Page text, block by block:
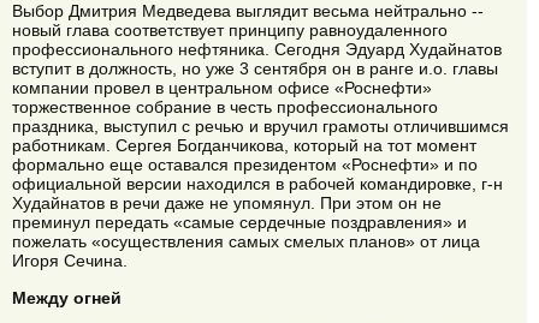
Выбор Дмитрия Медведева выглядит весьма нейтрально --
новый глава соответствует принципу равноудаленного
профессионального нефтяника. Сегодня Эдуард Худайнатов
вступит в должность, но уже 3 сентября он в ранге и.о. главы
компании провел в центральном офисе «Роснефти»
торжественное собрание в честь профессионального
праздника, выступил с речью и вручил грамоты отличившимся
работникам. Сергея Богданчикова, который на тот момент
формально еще оставался президентом «Роснефти» и по
официальной версии находился в рабочей командировке, г-н
Худайнатов в речи даже не упомянул. При этом он не
преминул передать «самые сердечные поздравления» и
пожелать «осуществления самых смелых планов» от лица
Игоря Сечина.
Между огней